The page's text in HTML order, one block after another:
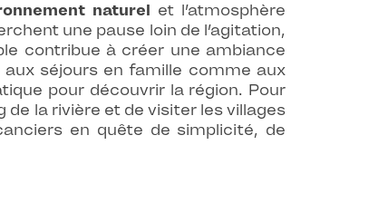
naturel et l’atmosphère
une pause loin de l’agitation,
contribue à créer une ambiance
séjours en famille comme aux
pour découvrir la région. Pour
de la rivière et de visiter les villages
en quête de simplicité, de